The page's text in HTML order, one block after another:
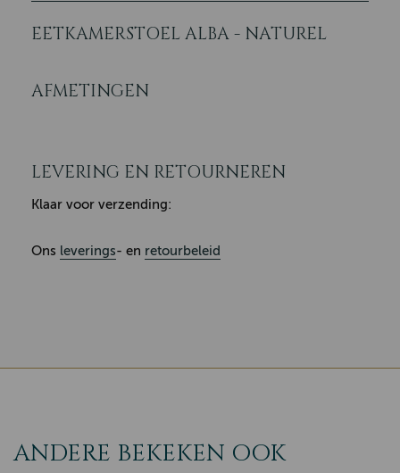
EETKAMERSTOEL ALBA - NATUREL
AFMETINGEN
LEVERING EN RETOURNEREN
Klaar voor verzending:
Ons leverings- en retourbeleid
ANDERE BEKEKEN OOK